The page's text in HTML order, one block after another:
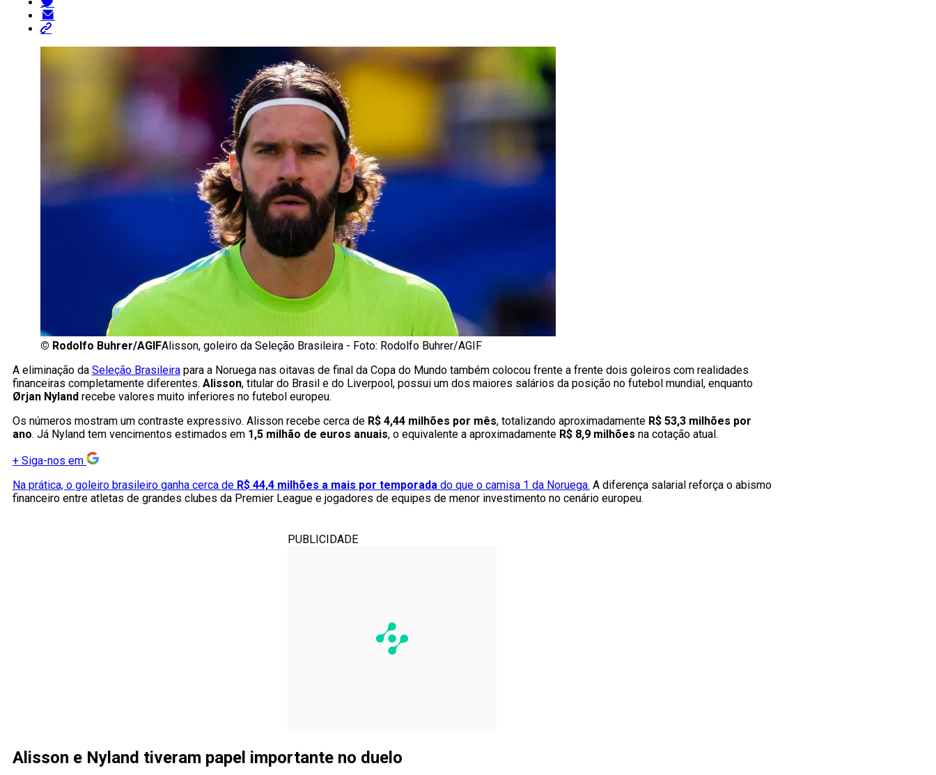
© Rodolfo Buhrer/AGIFAlisson, goleiro da Seleção Brasileira - Foto: Rodolfo Buhrer/AGIF
A eliminação da Seleção Brasileira para a Noruega nas oitavas de final da Copa do Mundo também colocou frente a frente dois goleiros com realidades
financeiras completamente diferentes. Alisson, titular do Brasil e do Liverpool, possui um dos maiores salários da posição no futebol mundial, enquanto
Ørjan Nyland recebe valores muito inferiores no futebol europeu.
Os números mostram um contraste expressivo. Alisson recebe cerca de R$ 4,44 milhões por mês, totalizando aproximadamente R$ 53,3 milhões por
ano. Já Nyland tem vencimentos estimados em 1,5 milhão de euros anuais, o equivalente a aproximadamente R$ 8,9 milhões na cotação atual.
+ Siga-nos em
Na prática, o goleiro brasileiro ganha cerca de R$ 44,4 milhões a mais por temporada do que o camisa 1 da Noruega. A diferença salarial reforça o abismo
financeiro entre atletas de grandes clubes da Premier League e jogadores de equipes de menor investimento no cenário europeu.
PUBLICIDADE
Alisson e Nyland tiveram papel importante no duelo